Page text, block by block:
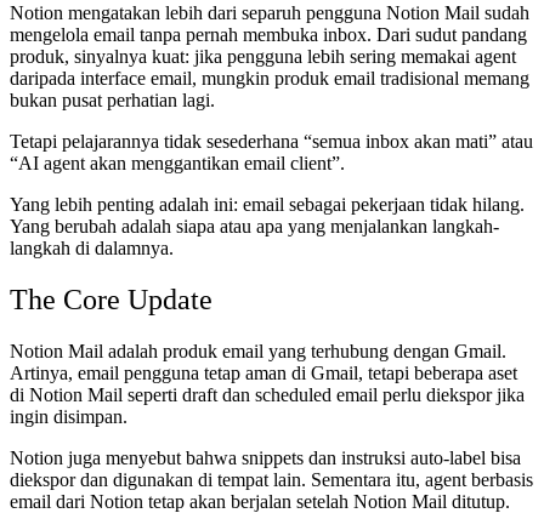
Notion mengatakan lebih dari separuh pengguna Notion Mail sudah
mengelola email tanpa pernah membuka inbox. Dari sudut pandang
produk, sinyalnya kuat: jika pengguna lebih sering memakai agent
daripada interface email, mungkin produk email tradisional memang
bukan pusat perhatian lagi.
Tetapi pelajarannya tidak sesederhana “semua inbox akan mati” atau
“AI agent akan menggantikan email client”.
Yang lebih penting adalah ini: email sebagai pekerjaan tidak hilang.
Yang berubah adalah siapa atau apa yang menjalankan langkah-
langkah di dalamnya.
The Core Update
Notion Mail adalah produk email yang terhubung dengan Gmail.
Artinya, email pengguna tetap aman di Gmail, tetapi beberapa aset
di Notion Mail seperti draft dan scheduled email perlu diekspor jika
ingin disimpan.
Notion juga menyebut bahwa snippets dan instruksi auto-label bisa
diekspor dan digunakan di tempat lain. Sementara itu, agent berbasis
email dari Notion tetap akan berjalan setelah Notion Mail ditutup.